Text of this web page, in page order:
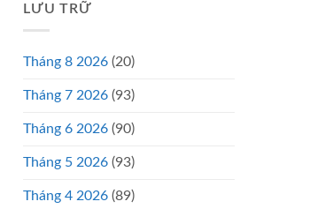
LƯU TRỮ
Tháng 8 2026 (20)
Tháng 7 2026 (93)
Tháng 6 2026 (90)
Tháng 5 2026 (93)
Tháng 4 2026 (89)